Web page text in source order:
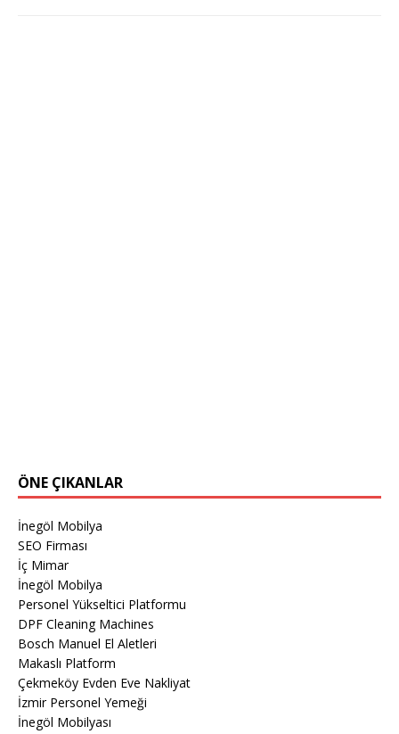
ÖNE ÇIKANLAR
İnegöl Mobilya
SEO Firması
İç Mimar
İnegöl Mobilya
Personel Yükseltici Platformu
DPF Cleaning Machines
Bosch Manuel El Aletleri
Makaslı Platform
Çekmeköy Evden Eve Nakliyat
İzmir Personel Yemeği
İnegöl Mobilyası